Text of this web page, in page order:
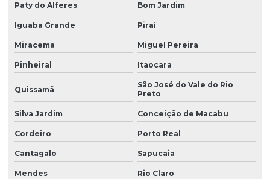
Instalação de canteiro de obra com refeitório
Instalação de canteiro de obra com refeitório em pr
Instalação de canteiro de obra com vestiário
Instalação de canteiro de obras em curitiba
Instalação de canteiro de obras em paraná
Instalação de escritório para canteiro de obra
Instalação de refeitório para canteiro de obra
Paty do Alferes Bom Jardim
Iguaba Grande Piraí
Miracema Miguel Pereira
Pinheiral Itaocara
Quissamã
São José do Vale do Rio
Preto
Silva Jardim Conceição de Macabu
Cordeiro Porto Real
Cantagalo Sapucaia
Mendes Rio Claro